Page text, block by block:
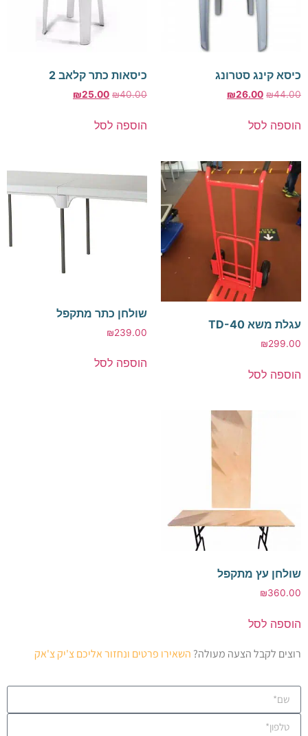
כיסא קינג סטרונג
₪44.00
₪26.00
הוספה לסל
כיסאות כתר קלאב 2
₪40.00
₪25.00
הוספה לסל
עגלת משא TD-40
₪299.00
הוספה לסל
שולחן כתר מתקפל
₪239.00
הוספה לסל
שולחן עץ מתקפל
₪360.00
הוספה לסל
רוצים לקבל הצעה מעולה? השאירו פרטים ונחזור אליכם צ'יק צ'אק